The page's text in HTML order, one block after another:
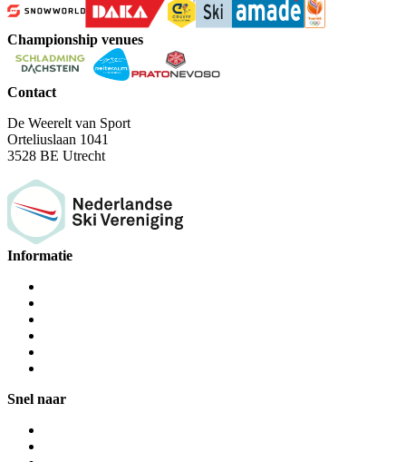
Championship venues
Contact
De Weerelt van Sport
Orteliuslaan 1041
3528 BE Utrecht
Informatie
Snel naar